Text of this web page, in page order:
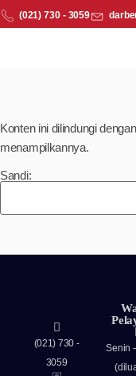
(021) 730 - 3059
Konten ini dilindungi
menampilkannya.
Sandi:
(021) 730 -
3059
Senin